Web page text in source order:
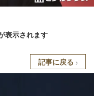
表示されます
記事に戻る